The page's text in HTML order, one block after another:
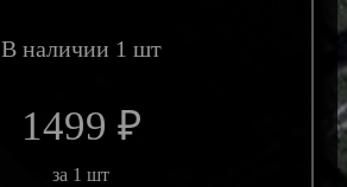
В наличии 1 шт
1499 ₽
за 1 шт